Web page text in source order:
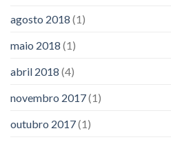
agosto 2018 (1)
maio 2018 (1)
abril 2018 (4)
novembro 2017(1)
outubro 2017(1)